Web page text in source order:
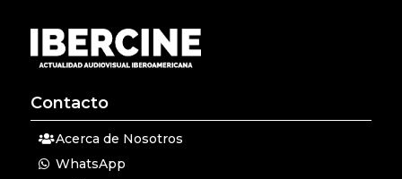
Contacto
Acerca de Nosotros
WhatsApp